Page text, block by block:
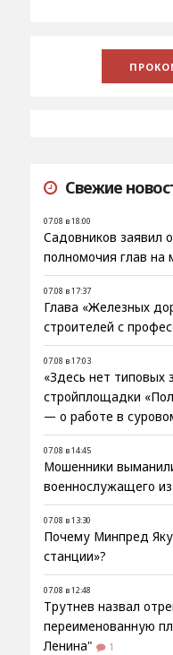
Свежие
07.08 в 18:00
Садовников заявил
полномочия глав на
07.08 в 17:37
Глава «Железных
строителей с
07.08 в 17:03
«Здесь нет типовых
стройплощадки
— о работе в
07.08 в 14:45
Мошенники
военнослужащего
07.08 в 13:30
Почему Минпред
станции»?
07.08 в 12:48
Трутнев назвал
переименованную
Ленина"
1